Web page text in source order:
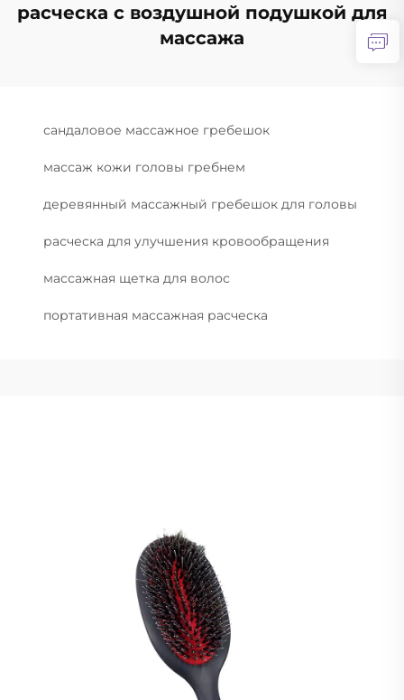
расческа с воздушной подушкой для
массажа
сандаловое массажное гребешок
массаж кожи головы гребнем
деревянный массажный гребешок для головы
расческа для улучшения кровообращения
массажная щетка для волос
портативная массажная расческа